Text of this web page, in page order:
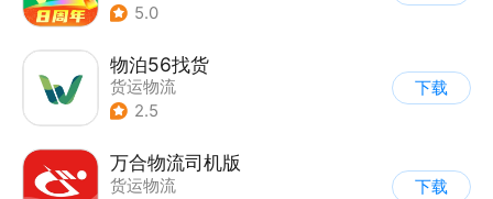
5.0
物泊56找货
货运物流
2.5
下载
万合物流司机版
货运物流
下载